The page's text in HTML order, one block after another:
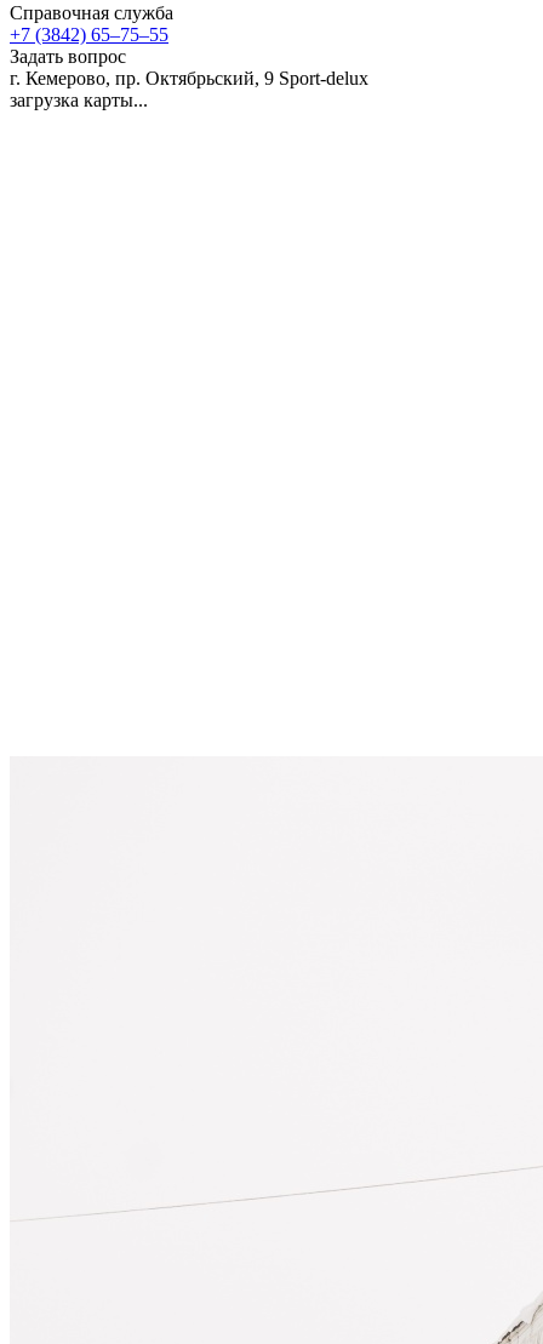
Справочная служба
+7 (3842) 65–75–55
Задать вопрос
г. Кемерово, пр. Октябрьский, 9 Sport-delux
загрузка карты...